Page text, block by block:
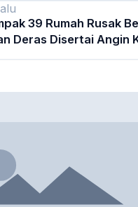
39 Rumah Rusak
Deras Disertai Angin